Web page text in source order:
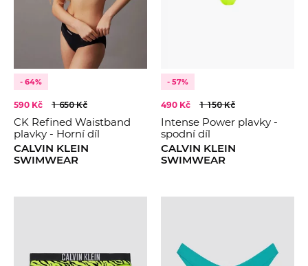
- 64%
590 Kč 1 650 Kč
CK Refined Waistband
plavky - Horní díl
CALVIN KLEIN
SWIMWEAR
- 57%
490 Kč 1 150 Kč
Intense Power plavky -
spodní díl
CALVIN KLEIN
SWIMWEAR